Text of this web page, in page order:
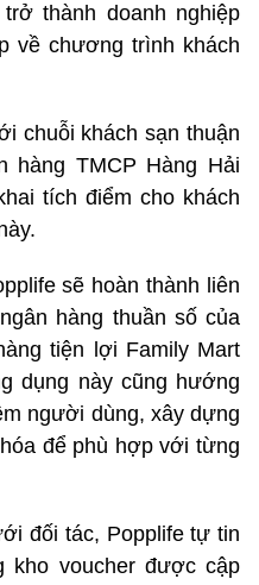
thành doanh nghiệp
về chương trình khách
chuỗi khách sạn thuận
hàng TMCP Hàng Hải
tích điểm cho khách
sẽ hoàn thành liên
hàng thuần số của
tiện lợi Family Mart
dụng này cũng hướng
người dùng, xây dựng
để phù hợp với từng
đối tác, Popplife tự tin
kho voucher được cập